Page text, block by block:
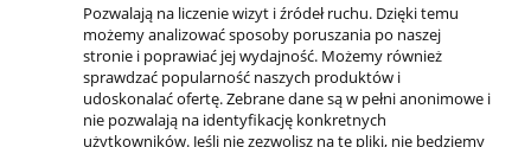
DLA KLIENTA
Kontakt
Twoje zamówienia
Ustawienia konta
Pozwalają na liczenie wizyt i źródeł ruchu. Dzięki temu
możemy analizować sposoby poruszania po naszej
stronie i poprawiać jej wydajność. Możemy również
sprawdzać popularność naszych produktów i
udoskonalać ofertę. Zebrane dane są w pełni anonimowe i
nie pozwalają na identyfikację konkretnych
użytkowników. Jeśli nie zezwolisz na te pliki, nie będziemy